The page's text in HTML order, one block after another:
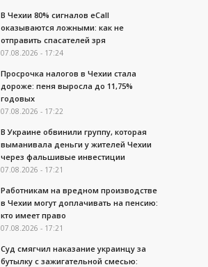
В Чехии 80% сигналов eCall
оказываются ложными: как не
отправить спасателей зря
07.08.2026 - 17:24
Просрочка налогов в Чехии стала
дороже: пеня выросла до 11,75%
годовых
07.08.2026 - 17:22
В Украине обвинили группу, которая
выманивала деньги у жителей Чехии
через фальшивые инвестиции
07.08.2026 - 17:21
Работникам на вредном производстве
в Чехии могут доплачивать на пенсию:
кто имеет право
07.08.2026 - 17:21
Суд смягчил наказание украинцу за
бутылку с зажигательной смесью: